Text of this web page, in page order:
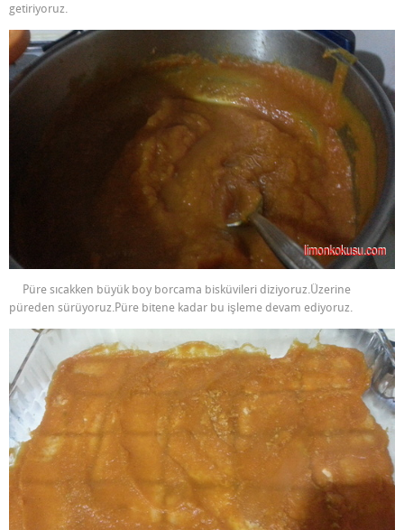
getiriyoruz.
Püre sıcakken büyük boy borcama bisküvileri diziyoruz.Üzerine
püreden sürüyoruz.Püre bitene kadar bu işleme devam ediyoruz.